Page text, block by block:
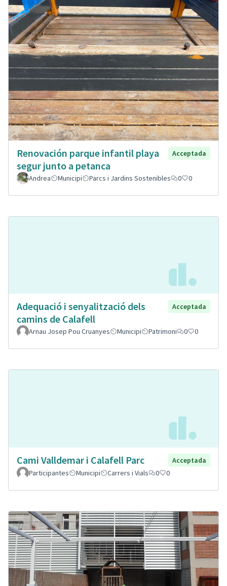
Renovación parque infantil playa
segur junto a petanca
Acceptada
Andrea Municipi Parcs i Jardins Sostenibles 0 0
Adequació i senyalització dels
camins de Calafell
Acceptada
Arnau Josep Pou Cruanyes Municipi Patrimoni 0 0
Cami Valldemar i Calafell Parc
Acceptada
Participantes
Municipi Carrers i Vials 0 0